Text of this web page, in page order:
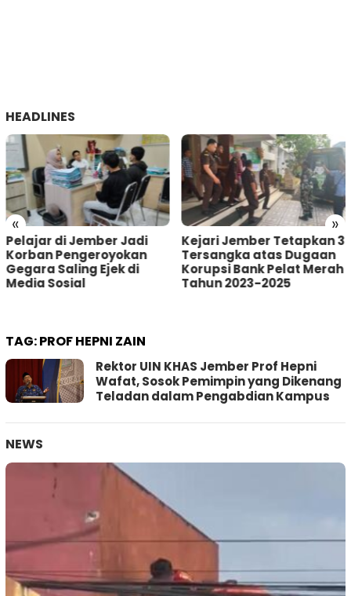
HEADLINES
« »
Kejari Jember Tetapkan 3
Tersangka atas Dugaan
Korupsi Bank Pelat Merah
Tahun 2023-2025
Pria Asal Lumajang
Tertangkap Warga
Sumberbaru
saat akan Curi
TAG:PROF HEPNI ZAIN
Rektor UIN KHAS Jember Prof Hepni
Wafat, Sosok Pemimpin yang Dikenang
Teladan dalam Pengabdian Kampus
NEWS